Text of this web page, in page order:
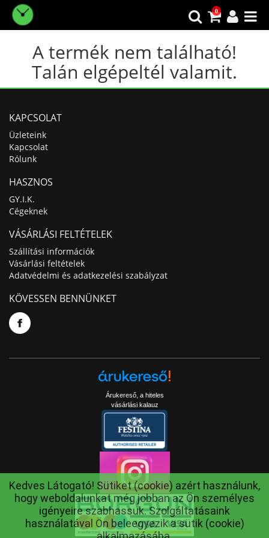
0
A termék nem található!
Talán elgépeltél valamit.
KAPCSOLAT
Üzleteink
Kapcsolat
Rólunk
HASZNOS
GY.I.K.
Cégeknek
VÁSÁRLÁSI FELTÉTELEK
Szállítási információk
Vásárlási feltételek
Adatvédelmi és adatkezelési szabályzat
KÖVESSEN BENNÜNKET
Árukereső, a hiteles
vásárlási kalauz
Kedves Látogató! Sütiket (cookie) azért használunk,
hogy weboldalunkat még jobban az Ön személyes
igényeire szabhassuk. Szolgáltatásaink
használatával Ön beleegyezik a sütik (cookie)